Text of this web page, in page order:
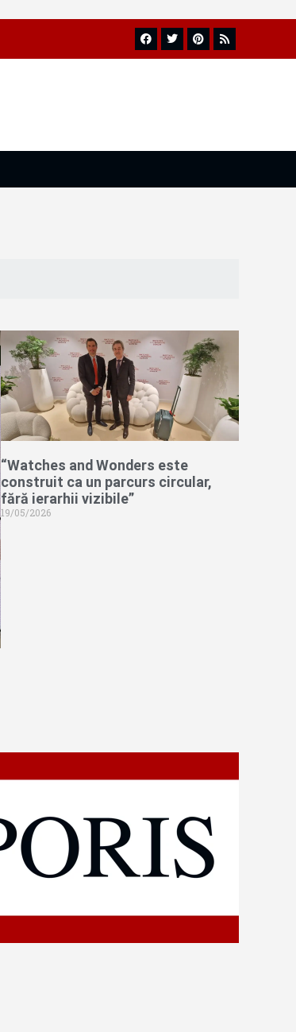
“Watches and Wonders este
construit ca un parcurs circular,
fără ierarhii vizibile”
19/05/2026